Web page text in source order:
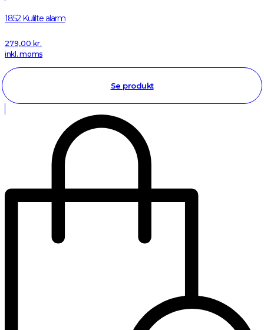
1852 Kulilte alarm
279,00 kr.
inkl. moms
Se produkt